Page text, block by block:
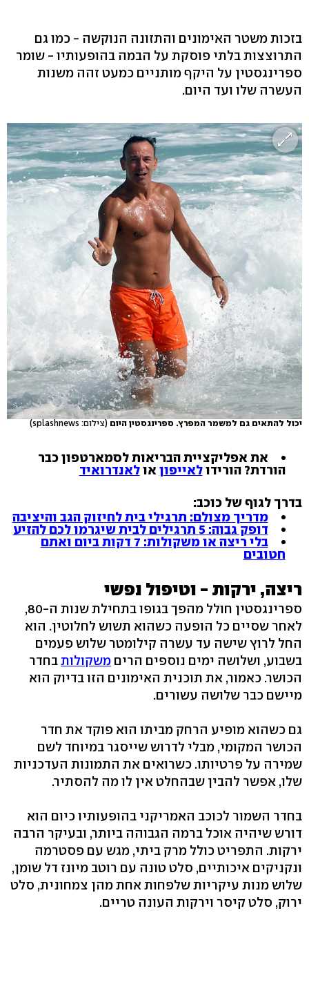
בזכות משטר האימונים והתזונה הנוקשה - כמו גם
התרוצצות בלתי פוסקת על הבמה בהופעותיו - שומר
ספרינגסטין על היקף מותניים כמעט זהה משנות
העשרה שלו ועד היום.
יכול להתאים גם למשמר המפרץ. ספרינגסטין היום (צילום: splashnews)
את אפליקציית הבריאות לסמארטפון כבר
הורדת? הורידולאייפון אולאנדרואיד
בדרך לגוף של כוכב:
מדריך מצולם: תרגילי בית לחיזוק הגב והיציבה
דופק גבוה: 5 תרגילים לבית שיגרמו לכם להזיע
בלי ריצה או משקולות: 7 דקות ביום ואתם
חטובים
ריצה, ירקות - וטיפול נפשי
ספרינגסטין חולל מהפך בגופו בתחילת שנות ה-80,
לאחר שסיים כל הופעה כשהוא תשוש לחלוטין. הוא
החל לרוץ שישה עד עשרה קילומטר שלוש פעמים
בשבוע, ושלושה ימים נוספים הרים משקולותבחדר
הכושר. כאמור, את תוכנית האימונים הזו בדיוק הוא
מיישם כבר שלושה עשורים.
גם כשהוא מופיע הרחק מביתו הוא פוקד את חדר
הכושר המקומי, מבלי לדרוש שייסגר במיוחד לשם
שמירה על פרטיותו. כשרואים את התמונות העדכניות
שלו, אפשר להבין שבהחלט אין לו מה להסתיר.
בחדר השמור לכוכב האמריקני בהופעותיו כיום הוא
דורש שיהיה אוכל ברמה הגבוהה ביותר, ובעיקר הרבה
ירקות. התפריט כולל מרק ביתי, מגש עם פסטרמה
ונקניקים איכותיים, סלט טונה עם רוטב מיונז דל שומן,
שלוש מנות עיקריות שלפחות אחת מהן צמחונית, סלט
ירוק, סלט קיסר וירקות העונה טריים.